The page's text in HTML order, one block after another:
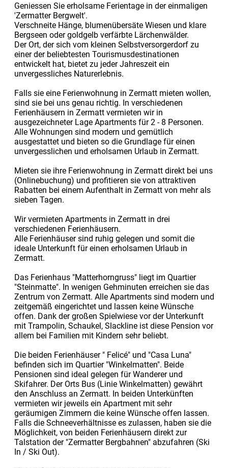
Geniessen Sie erholsame Ferientage in der einmaligen
'Zermatter Bergwelt'.
Verschneite Hänge, blumenübersäte Wiesen und klare
Bergseen oder goldgelb verfärbte Lärchenwälder.
Der Ort, der sich vom kleinen Selbstversorgerdorf zu
einer der beliebtesten Tourismusdestinationen
entwickelt hat, bietet zu jeder Jahreszeit ein
unvergessliches Naturerlebnis.
Falls sie eine Ferienwohnung in Zermatt mieten wollen,
sind sie bei uns genau richtig. In verschiedenen
Ferienhäusern in Zermatt vermieten wir in
ausgezeichneter Lage Apartments für 2 - 8 Personen.
Alle Wohnungen sind modern und gemütlich
ausgestattet und bieten so die Grundlage für einen
unvergesslichen und erholsamen Urlaub in Zermatt.
Mieten sie ihre Ferienwohnung in Zermatt direkt bei uns
(Onlinebuchung) und profitieren sie von attraktiven
Rabatten bei einem Aufenthalt in Zermatt von mehr als
sieben Tagen.
Wir vermieten Apartments in Zermatt in drei
verschiedenen Ferienhäusern.
Alle Ferienhäuser sind ruhig gelegen und somit die
ideale Unterkunft für einen erholsamen Urlaub in
Zermatt.
Das Ferienhaus "Matterhorngruss" liegt im Quartier
"Steinmatte". In wenigen Gehminuten erreichen sie das
Zentrum von Zermatt. Alle Apartments sind modern und
zeitgemäß eingerichtet und lassen keine Wünsche
offen. Dank der großen Spielwiese vor der Unterkunft
mit Trampolin, Schaukel, Slackline ist diese Pension vor
allem bei Familien mit Kindern sehr beliebt.
Die beiden Ferienhäuser " Felicé" und "Casa Luna"
befinden sich im Quartier "Winkelmatten". Beide
Pensionen sind ideal gelegen für Wanderer und
Skifahrer. Der Orts Bus (Linie Winkelmatten) gewährt
den Anschluss an Zermatt. In beiden Unterkünften
vermieten wir jeweils ein Apartment mit sehr
geräumigen Zimmern die keine Wünsche offen lassen.
Falls die Schneeverhältnisse es zulassen, haben sie die
Möglichkeit, von beiden Ferienhäusern direkt zur
Talstation der "Zermatter Bergbahnen" abzufahren (Ski
In / Ski Out).